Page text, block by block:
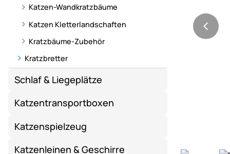
Katzen-Wandkratzbäume
Katzen Kletterlandschaften
Kratzbäume-Zubehör
Kratzbretter
Schlaf & Liegeplätze
Katzentransportboxen
Katzenspielzeug
Katzenleinen & Geschirre